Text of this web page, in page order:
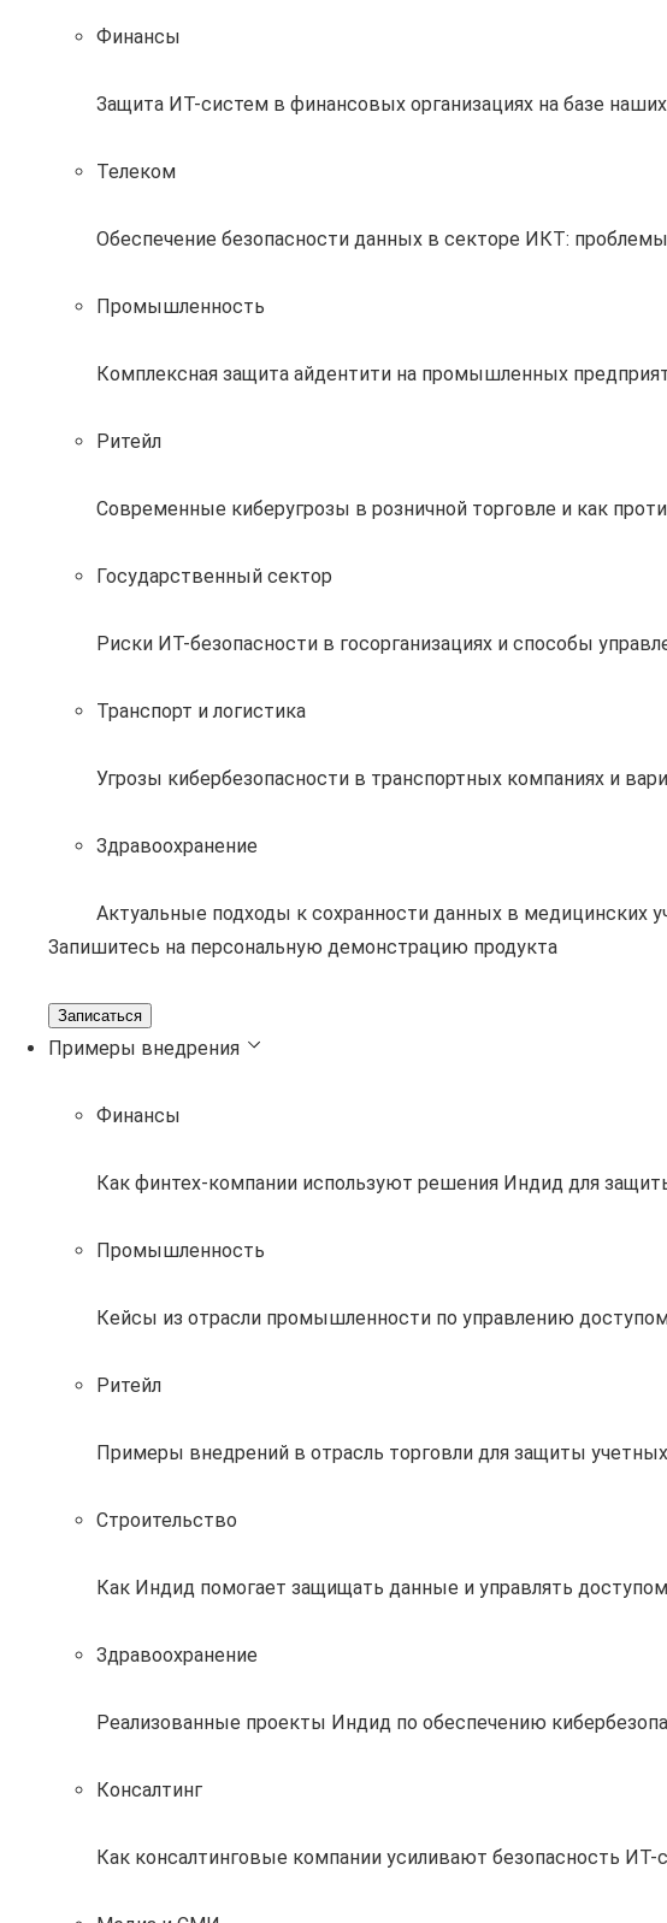
Финансы
Защита ИТ-систем в финансовых организациях на базе
Телеком
Обеспечение безопасности данных в секторе ИКТ:
Промышленность
Комплексная защита айдентити на промышленных
Ритейл
Современные киберугрозы в розничной торговле и как
Государственный сектор
Риски ИТ-безопасности в госорганизациях и способы
Транспорт и логистика
Угрозы кибербезопасности в транспортных компаниях и
Здравоохранение
Актуальные подходы к сохранности данных в медицинских
Запишитесь на персональную демонстрацию продукта
Записаться
Примеры внедрения
Финансы
Как финтех-компании используют решения Индид для
Промышленность
Кейсы из отрасли промышленности по управлению
Ритейл
Примеры внедрений в отрасль торговли для защиты
Строительство
Как Индид помогает защищать данные и управлять
Здравоохранение
Реализованные проекты Индид по обеспечению
Консалтинг
Как консалтинговые компании усиливают безопасность